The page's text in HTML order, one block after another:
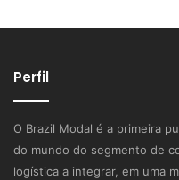
Perfil
O Brazil Modal é a primeira
do mundo do segmento de
logística a integrar, em uma